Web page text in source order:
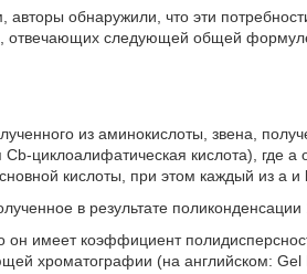
авторы обнаружили, что эти
отвечающих следующей общей
из аминокислоты, звена,
циклоалифатическая кислота), где
кислоты, при этом каждый из а
в результате
он имеет коэффициент
хроматографии (на английском: Gel